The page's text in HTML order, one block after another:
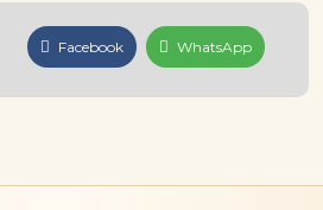
Facebook WhatsApp